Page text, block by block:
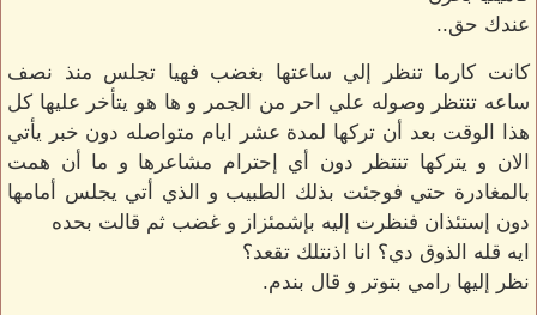
عندك حق..
كانت كارما تنظر إلي ساعتها بغضب فهيا تجلس منذ نصف
ساعه تنتظر وصوله علي احر من الجمر و ها هو يتأخر عليها كل
هذا الوقت بعد أن تركها لمدة عشر ايام متواصله دون خبر يأتي
الان و يتركها تنتظر دون أي إحترام مشاعرها و ما أن همت
بالمغادرة حتي فوجئت بذلك الطبيب و الذي أتي يجلس أمامها
دون إستئذان فنظرت إليه بإشمئزاز و غضب ثم قالت بحده
ايه قله الذوق دي؟ انا اذنتلك تقعد؟
نظر إليها رامي بتوتر و قال بندم.